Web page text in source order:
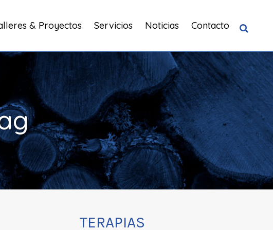
& Proyectos Servicios Noticias Contacto
TERAPIAS